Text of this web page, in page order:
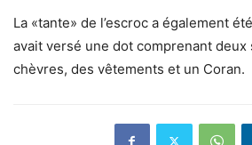
La «tante» de l’escroc a également
avait versé une dot comprenant deux
chèvres, des vêtements et un Coran.